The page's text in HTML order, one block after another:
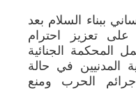
ببناء السلام بعد
على تعزيز احترام
المحكمة الجنائية
المدنيين في حالة
الحرب ومنع